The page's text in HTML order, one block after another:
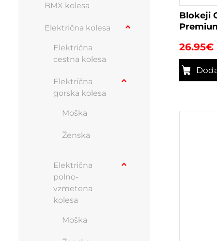
Blokeji
26.95€
BMX kolesa
Električna kolesa
Električna
cestna kolesa
Električna
gorska kolesa
Moška
Ženska
Električna
polno-
vzmetena
kolesa
Moška